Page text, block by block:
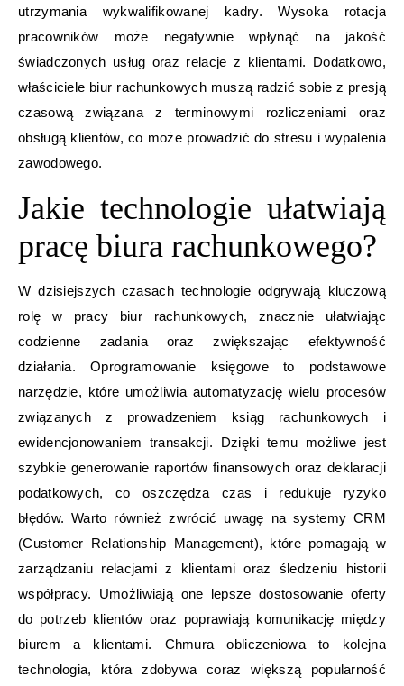
utrzymania wykwalifikowanej kadry. Wysoka rotacja
pracowników może negatywnie wpłynąć na jakość
świadczonych usług oraz relacje z klientami. Dodatkowo,
właściciele biur rachunkowych muszą radzić sobie z presją
czasową związana z terminowymi rozliczeniami oraz
obsługą klientów, co może prowadzić do stresu i wypalenia
zawodowego.
Jakie technologie ułatwiają
pracę biura rachunkowego?
W dzisiejszych czasach technologie odgrywają kluczową
rolę w pracy biur rachunkowych, znacznie ułatwiając
codzienne zadania oraz zwiększając efektywność
działania. Oprogramowanie księgowe to podstawowe
narzędzie, które umożliwia automatyzację wielu procesów
związanych z prowadzeniem ksiąg rachunkowych i
ewidencjonowaniem transakcji. Dzięki temu możliwe jest
szybkie generowanie raportów finansowych oraz deklaracji
podatkowych, co oszczędza czas i redukuje ryzyko
błędów. Warto również zwrócić uwagę na systemy CRM
(Customer Relationship Management), które pomagają w
zarządzaniu relacjami z klientami oraz śledzeniu historii
współpracy. Umożliwiają one lepsze dostosowanie oferty
do potrzeb klientów oraz poprawiają komunikację między
biurem a klientami. Chmura obliczeniowa to kolejna
technologia, która zdobywa coraz większą popularność